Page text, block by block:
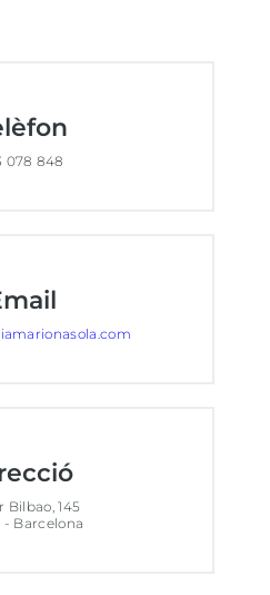
078 848
Bilbao, 145
- Barcelona